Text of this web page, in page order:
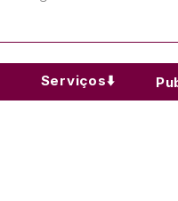
Serviços⬇️